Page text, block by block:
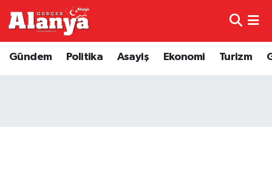
Gündem Politika Asayiş Ekonomi Turizm
Genel
Trafik Durumu